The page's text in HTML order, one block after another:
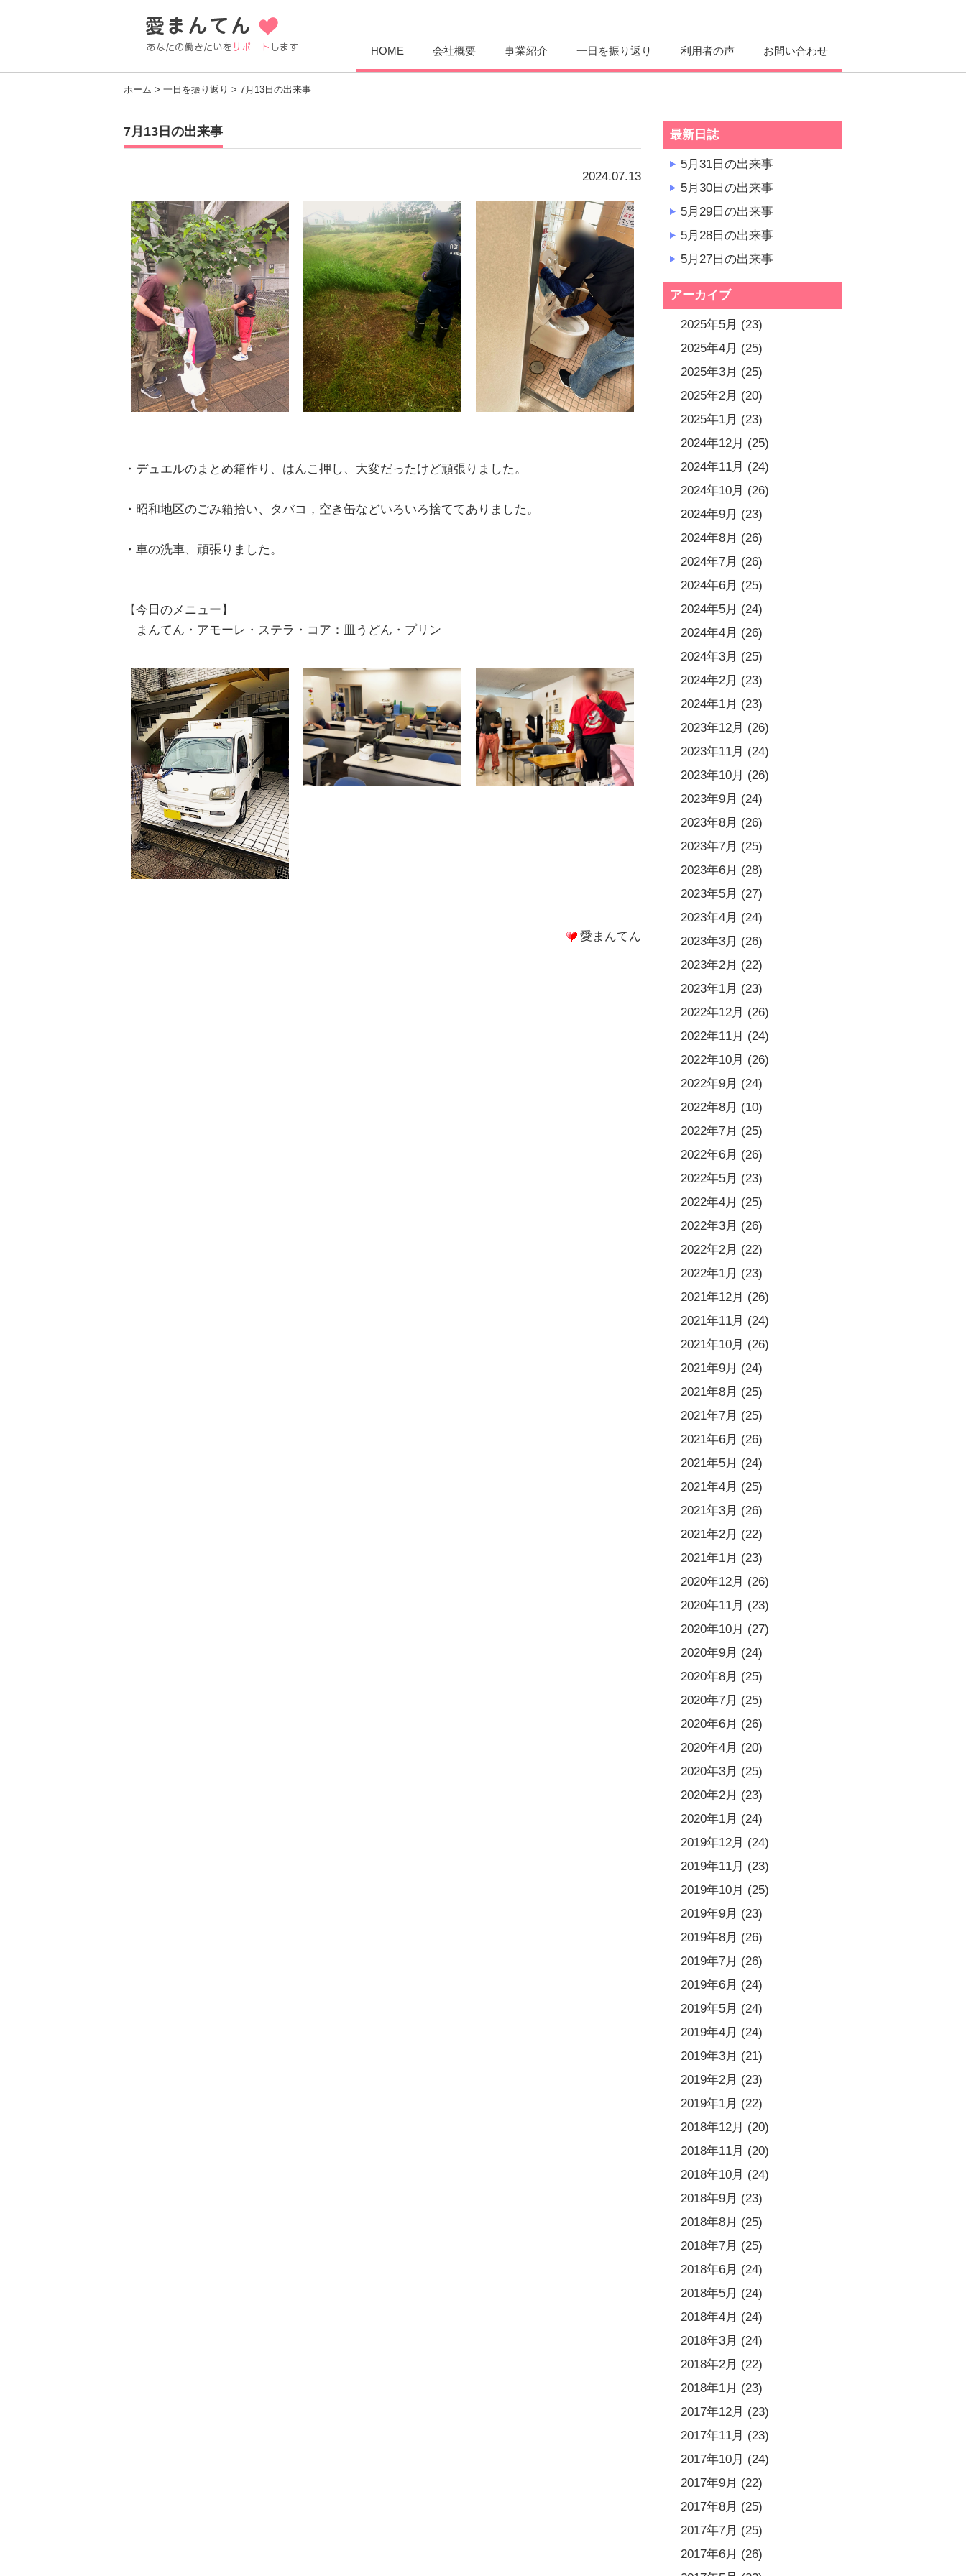
HOME 会社概要 事業紹介 一日を振り返り 利用者の声 お問い合わせ
ホーム > 一日を振り返り > 7月13日の出来事
7月13日の出来事
2024.07.13
・デュエルのまとめ箱作り、はんこ押し、大変だったけど頑張りました。
・昭和地区のごみ箱拾い、タバコ，空き缶などいろいろ捨ててありました。
・車の洗車、頑張りました。
【今日のメニュー】
まんてん・アモーレ・ステラ・コア：皿うどん・プリン
愛まんてん
最新日誌
5月31日の出来事
5月30日の出来事
5月29日の出来事
5月28日の出来事
5月27日の出来事
アーカイブ
2025年5月 (23)
2025年4月 (25)
2025年3月 (25)
2025年2月 (20)
2025年1月 (23)
2024年12月 (25)
2024年11月 (24)
2024年10月 (26)
2024年9月 (23)
2024年8月 (26)
2024年7月 (26)
2024年6月 (25)
2024年5月 (24)
2024年4月 (26)
2024年3月 (25)
2024年2月 (23)
2024年1月 (23)
2023年12月 (26)
2023年11月 (24)
2023年10月 (26)
2023年9月 (24)
2023年8月 (26)
2023年7月 (25)
2023年6月 (28)
2023年5月 (27)
2023年4月 (24)
2023年3月 (26)
2023年2月 (22)
2023年1月 (23)
2022年12月 (26)
2022年11月 (24)
2022年10月 (26)
2022年9月 (24)
2022年8月 (10)
2022年7月 (25)
2022年6月 (26)
2022年5月 (23)
2022年4月 (25)
2022年3月 (26)
2022年2月 (22)
2022年1月 (23)
2021年12月 (26)
2021年11月 (24)
2021年10月 (26)
2021年9月 (24)
2021年8月 (25)
2021年7月 (25)
2021年6月 (26)
2021年5月 (24)
2021年4月 (25)
2021年3月 (26)
2021年2月 (22)
2021年1月 (23)
2020年12月 (26)
2020年11月 (23)
2020年10月 (27)
2020年9月 (24)
2020年8月 (25)
2020年7月 (25)
2020年6月 (26)
2020年4月 (20)
2020年3月 (25)
2020年2月 (23)
2020年1月 (24)
2019年12月 (24)
2019年11月 (23)
2019年10月 (25)
2019年9月 (23)
2019年8月 (26)
2019年7月 (26)
2019年6月 (24)
2019年5月 (24)
2019年4月 (24)
2019年3月 (21)
2019年2月 (23)
2019年1月 (22)
2018年12月 (20)
2018年11月 (20)
2018年10月 (24)
2018年9月 (23)
2018年8月 (25)
2018年7月 (25)
2018年6月 (24)
2018年5月 (24)
2018年4月 (24)
2018年3月 (24)
2018年2月 (22)
2018年1月 (23)
2017年12月 (23)
2017年11月 (23)
2017年10月 (24)
2017年9月 (22)
2017年8月 (25)
2017年7月 (25)
2017年6月 (26)